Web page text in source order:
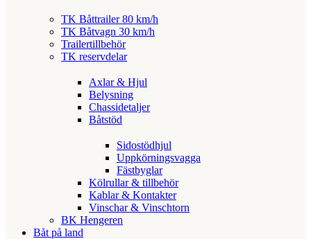
TK Båttrailer 80 km/h
TK Båtvagn 30 km/h
Trailertillbehör
TK reservdelar
Axlar & Hjul
Belysning
Chassidetaljer
Båtstöd
Sidostödhjul
Uppkörningsvagga
Fästbyglar
Kölrullar & tillbehör
Kablar & Kontakter
Vinschar & Vinschtorn
BK Hengeren
Båt på land